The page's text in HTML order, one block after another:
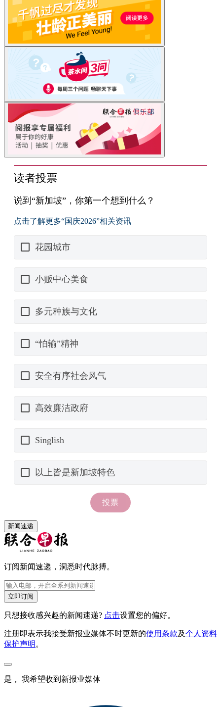
新闻速递
订阅新闻速递，洞悉时代脉搏。
立即订阅
只想接收感兴趣的新闻速递? 点击设置您的偏好。
注册即表示我接受新报业媒体不时更新的使用条款及个人资料
保护声明 。
是， 我希望收到新报业媒体